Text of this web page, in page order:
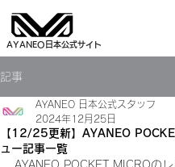
AYANEO日本公式サイト
記事
【12/25更新】AYANEO
ュー記事一覧
AYANEO 日本公式スタッフ
2024年12月25日
AYANEO POCKET MICROの